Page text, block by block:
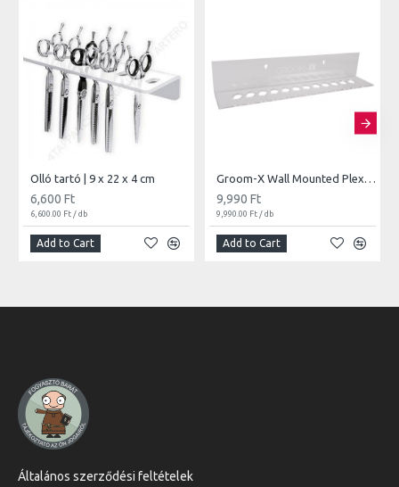
Olló tartó | 9 x 22 x 4 cm
6,600 Ft
6,600.00 Ft / db
Add to Cart
Groom-X Wall Mounted Plexi Scissor Holder for 12 Scissors | 40 x 7,5 x 7,5 cm
9,990 Ft
9,990.00 Ft / db
Add to Cart
Általános szerződési feltételek